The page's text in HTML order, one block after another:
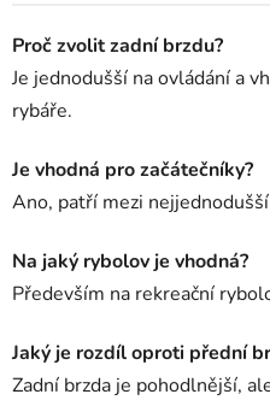
Proč zvolit zadní brzdu?
Je jednodušší na ovládání a
rybáře.
Je vhodná pro začátečníky?
Ano, patří mezi
Na jaký rybolov je vhodná?
Především na rekreační
Jaký je rozdíl oproti přední
Zadní brzda je pohodlnější,